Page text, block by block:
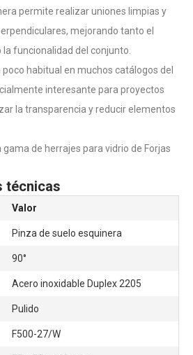
permite realizar uniones limpias y
mejorando tanto el
funcionalidad del conjunto.
habitual en muchos catálogos del
interesante para proyectos
la transparencia y reducir elementos
de herrajes para vidrio de Forjas
técnicas
Valor
Pinza de suelo esquinera
90°
Acero inoxidable Duplex 2205
Pulido
F500-27/W